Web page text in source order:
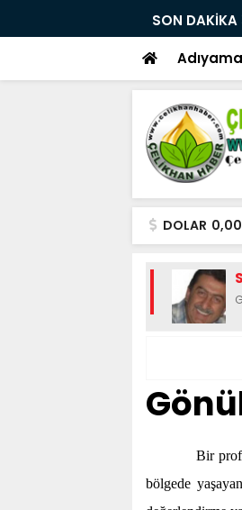
SON DAKİKA
altyapısıyla geleceğe
DOLAR
Bir
bölgede